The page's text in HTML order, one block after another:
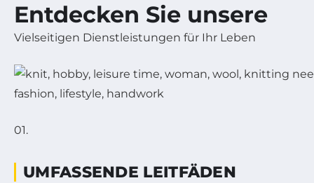
Entdecken Sie unsere
Vielseitigen Dienstleistungen für Ihr Leben
01.
UMFASSENDE LEITFÄDEN